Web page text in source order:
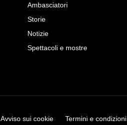
Ambasciatori
Storie
Notizie
Spettacoli e mostre
Avviso sui cookie Termini e condizioni